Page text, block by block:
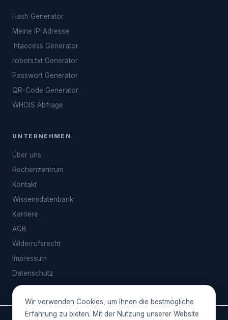
Hash Generator
Meine IP-Adresse
.htaccess Generator
robots.txt Generator
Passwort Generator
QR-Code Generator
WHOIS Abfrage
UNTERNEHMEN
Über uns
Rechenzentrum
Kontakt
Wissensdatenbank
Karriere
AGB
Widerrufsrecht
Impressum
Datenschutz
Wir verwenden Cookies, um Ihnen die bestmögliche
Erfahrung zu bieten. Mit der Nutzung unserer Website